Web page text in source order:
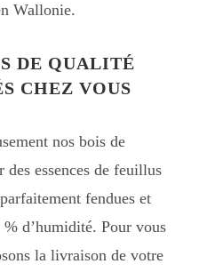
Wallonie.
DE QUALITÉ
CHEZ VOUS
nos bois de
essences de feuillus
fendues et
% d’humidité. Pour vous
la livraison de votre